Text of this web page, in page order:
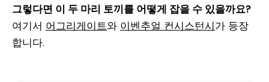
그렇다면 이 두 마리 토끼를 어떻게 잡을 수 있을까요?
여기서 어그리게이트와 이벤추얼 컨시스턴시가 등장
합니다.